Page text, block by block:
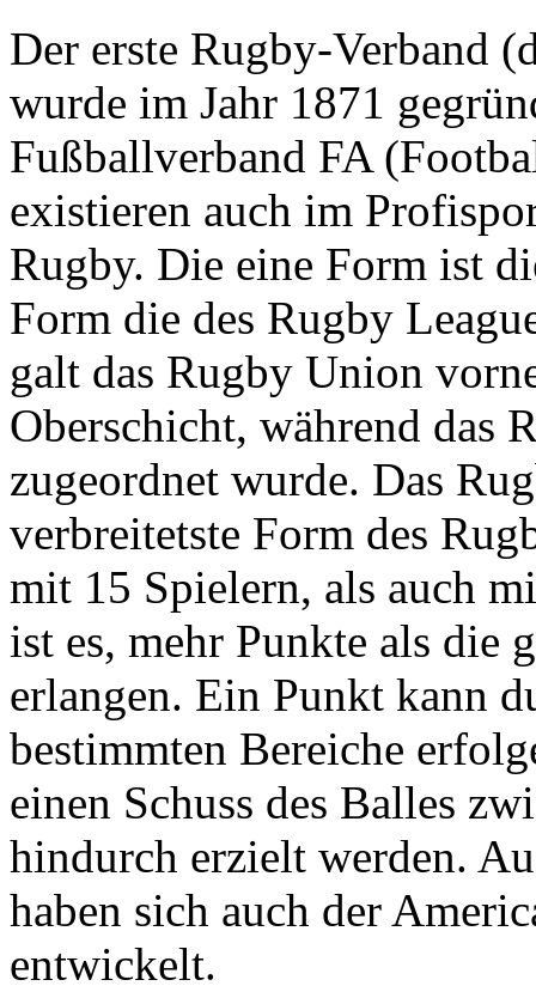
Der erste Rugby-Verband
wurde im Jahr 1871
Fußballverband FA
existieren auch im
Rugby. Die eine Form ist
Form die des Rugby
galt das Rugby Union
Oberschicht, während das
zugeordnet wurde. Das
verbreitetste Form des
mit 15 Spielern, als auch
ist es, mehr Punkte als die
erlangen. Ein Punkt kann
bestimmten Bereiche
einen Schuss des Balles
hindurch erzielt werden.
haben sich auch der
entwickelt.